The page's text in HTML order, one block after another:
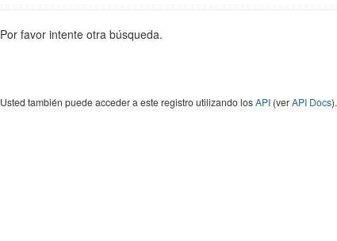
Por favor intente otra búsqueda.
Usted también puede acceder a este registro utilizando losAPI(verAPI Docs).